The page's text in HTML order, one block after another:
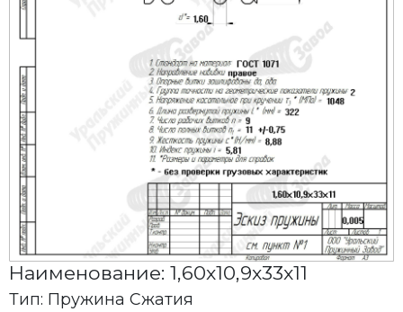
Наименование: 1,60x10,9x33x11
Тип: Пружина Сжатия